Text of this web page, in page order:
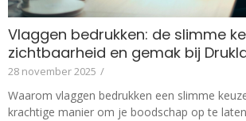
Vlaggen bedrukken: de slimme
zichtbaarheid en gemak bij
28 november 2025 /
Waarom vlaggen bedrukken een slimme
krachtige manier om je boodschap op te